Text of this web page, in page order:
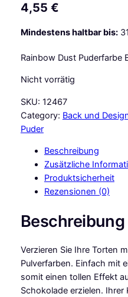
4,55 €
Mindestens haltbar bis:
Rainbow Dust Puderfarbe
Nicht vorrätig
SKU: 12467
Category: Back und
Puder
Beschreibung
Zusätzliche
Produktsicherheit
Rezensionen (0)
Beschreibung
Verzieren Sie Ihre Torten
Pulverfarben. Einfach mit
somit einen tollen Effekt
Schokolade erzielen.